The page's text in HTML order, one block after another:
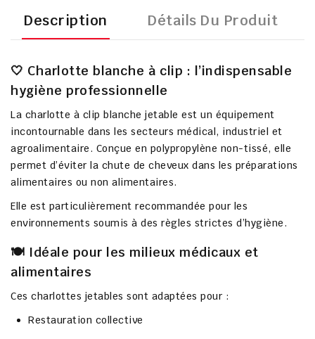
Description Détails Du Produit
🤍 Charlotte blanche à clip : l’indispensable
hygiène professionnelle
La charlotte à clip blanche jetable est un équipement
incontournable dans les secteurs médical, industriel et
agroalimentaire. Conçue en polypropylène non-tissé, elle
permet d’éviter la chute de cheveux dans les préparations
alimentaires ou non alimentaires.
Elle est particulièrement recommandée pour les
environnements soumis à des règles strictes d’hygiène.
🍽️ Idéale pour les milieux médicaux et
alimentaires
Ces charlottes jetables sont adaptées pour :
Restauration collective